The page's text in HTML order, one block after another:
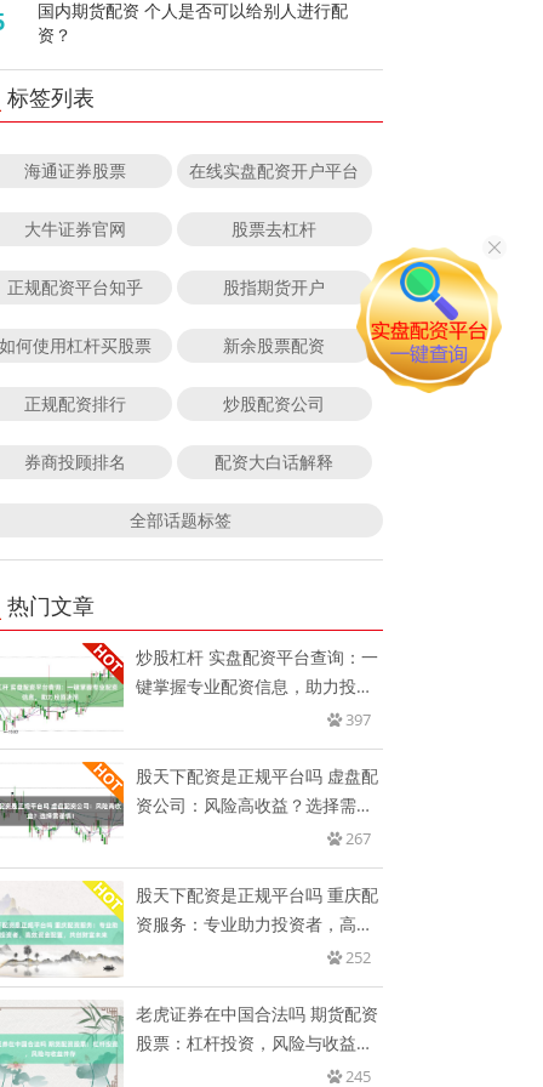
国内期货配资 个人是否可以给别人进行配
资？
标签列表
海通证券股票 在线实盘配资开户平台
大牛证券官网 股票去杠杆
正规配资平台知乎 股指期货开户
何使用杠杆买股票 新余股票配资
正规配资排行 炒股配资公司
券商投顾排名 配资大白话解释
全部话题标签
热门文章
炒股杠杆 实盘配资平台查询：一
键掌握专业配资信息，助力投资
397
股天下配资是正规平台吗 虚盘配
资公司：风险高收益？选择需谨
267
股天下配资是正规平台吗 重庆配
资服务：专业助力投资者，高效
252
老虎证券在中国合法吗 期货配资
股票：杠杆投资，风险与收益并
245